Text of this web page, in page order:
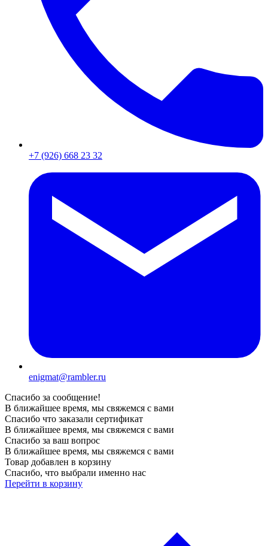
+7 (926) 668 23 32
enigmat@rambler.ru
Спасибо за сообщение!
В ближайшее время, мы свяжемся с вами
Спасибо что заказали сертификат
В ближайшее время, мы свяжемся с вами
Спасибо за ваш вопрос
В ближайшее время, мы свяжемся с вами
Товар добавлен в корзину
Спасибо, что выбрали именно нас
Перейти в корзину